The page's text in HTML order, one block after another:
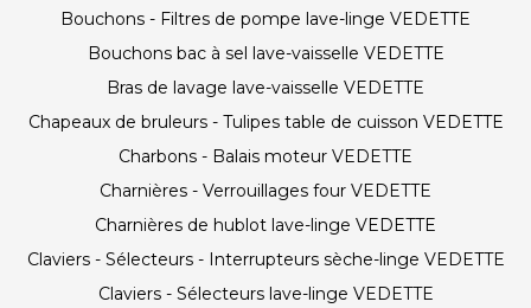
Bouchons - Filtres de pompe lave-linge VEDETTE
Bouchons bac à sel lave-vaisselle VEDETTE
Bras de lavage lave-vaisselle VEDETTE
Chapeaux de bruleurs - Tulipes table de cuisson VEDETTE
Charbons - Balais moteur VEDETTE
Charnières - Verrouillages four VEDETTE
Charnières de hublot lave-linge VEDETTE
Claviers - Sélecteurs - Interrupteurs sèche-linge VEDETTE
Claviers - Sélecteurs lave-linge VEDETTE